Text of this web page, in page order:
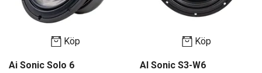
Köp
Ai Sonic Solo 6
Köp
AI Sonic S3-W6